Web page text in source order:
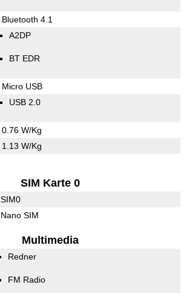
Bluetooth 4.1
A2DP
BT EDR
Micro USB
USB 2.0
0.76 W/Kg
1.13 W/Kg
SIM Karte 0
SIM0
Nano SIM
Multimedia
Redner
FM Radio